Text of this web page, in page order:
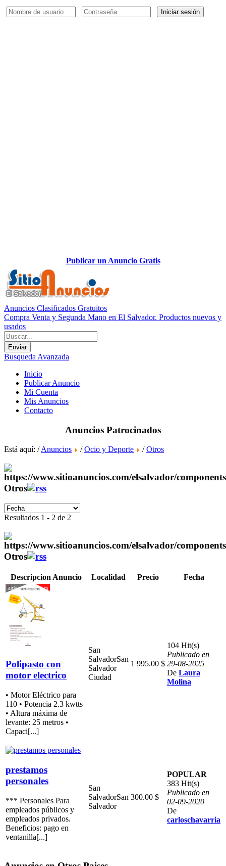
Iniciar sesión
Publicar un Anuncio Gratis
Anuncios Clasificados Gratuitos
Compra Venta y Segunda Mano en El Salvador. Productos nuevos y
usados
Busqueda Avanzada
Inicio
Publicar Anuncio
Mi Cuenta
Mis Anuncios
Contacto
Anuncios Patrocinados
Está aquí: /Anuncios /Ocio y Deporte /Otros
Otros
Resultados 1 - 2 de 2
Otros
Descripcion Anuncio Localidad Precio Fecha
Polipasto con
motor electrico
• Motor Eléctrico para
110 • Potencia 2.3 kwtts
• Altura máxima de
levante: 25 metros •
Capaci[...]
San
SalvadorSan
Salvador
Ciudad
1 995.00 $
104 Hit(s)
Publicado en
29-08-2025
De Laura
Molina
prestamos
personales
*** Personales Para
empleados públicos y
empleados privados.
Beneficios: pago en
ventanilla[...]
San
SalvadorSan
Salvador
300.00 $
POPULAR
383 Hit(s)
Publicado en
02-09-2020
De
carloschavarria